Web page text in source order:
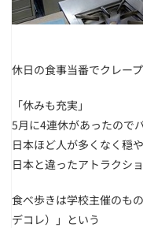
休日の食事当番でクレー
「休みも充実」
5月に4連休があったので
日本ほど人が多くなく穏
日本と違ったアトラクシ
食べ歩きは学校主催のも
デコレ）」という